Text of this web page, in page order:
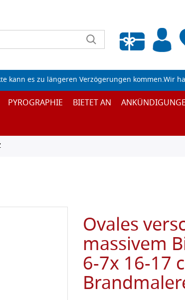
Wunschliste leeren
kann es zu längeren Verzögerungen kommen.Wir
PYROGRAPHIE BIETET AN
Ovales
massivem
6-7x 16-17